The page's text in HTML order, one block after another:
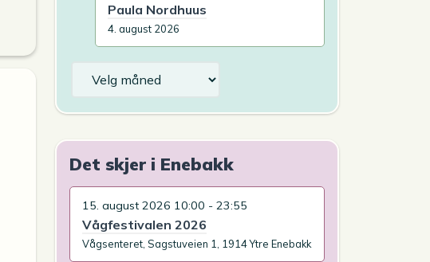
Paula Nordhuus
4. august 2026
Det skjer i Enebakk
15. august 2026 10:00 - 23:55
Vågfestivalen 2026
Vågsenteret, Sagstuveien 1, 1914 Ytre Enebakk